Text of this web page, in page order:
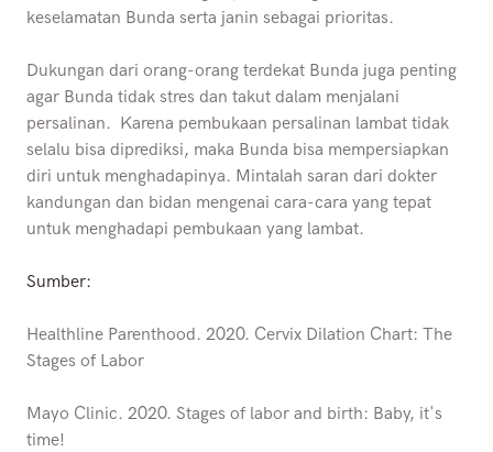
keselamatan Bunda serta janin sebagai prioritas.
Dukungan dari orang-orang terdekat Bunda juga penting
agar Bunda tidak stres dan takut dalam menjalani
persalinan. Karena pembukaan persalinan lambat tidak
selalu bisa diprediksi, maka Bunda bisa mempersiapkan
diri untuk menghadapinya. Mintalah saran dari dokter
kandungan dan bidan mengenai cara-cara yang tepat
untuk menghadapi pembukaan yang lambat.
Sumber:
Healthline Parenthood. 2020. Cervix Dilation Chart: The
Stages of Labor
Mayo Clinic. 2020. Stages of labor and birth: Baby, it's
time!